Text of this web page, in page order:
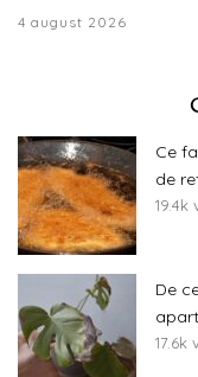
4 august 2026
Ce
de
19.4k
De
17.6k